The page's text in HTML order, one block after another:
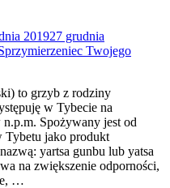
201927 grudnia
Twojego
to grzyb z rodziny
w Tybecie na
Spożywany jest od
Tybetu jako produkt
yartsa gunbu lub yatsa
na zwiększenie odporności,
…